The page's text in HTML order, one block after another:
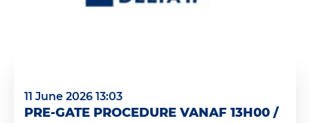
11 June 2026 13:03
PRE-GATE PROCEDURE VANAF 13H00 /